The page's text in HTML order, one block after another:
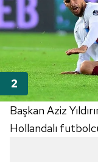
Başkan Aziz
Hollandalı